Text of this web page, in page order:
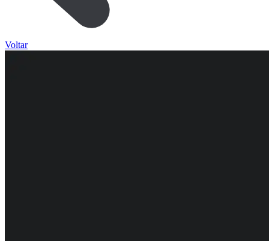
Voltar